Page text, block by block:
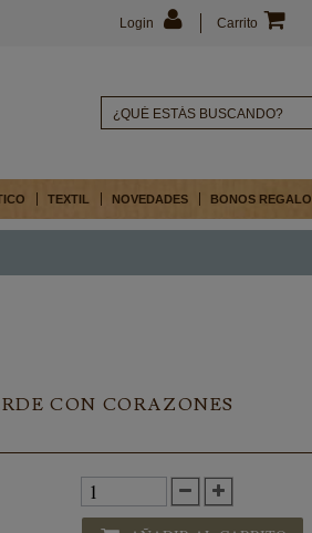
Carrito
Login
TEXTIL NOVEDADES BONOS REGALO
CON CORAZONES